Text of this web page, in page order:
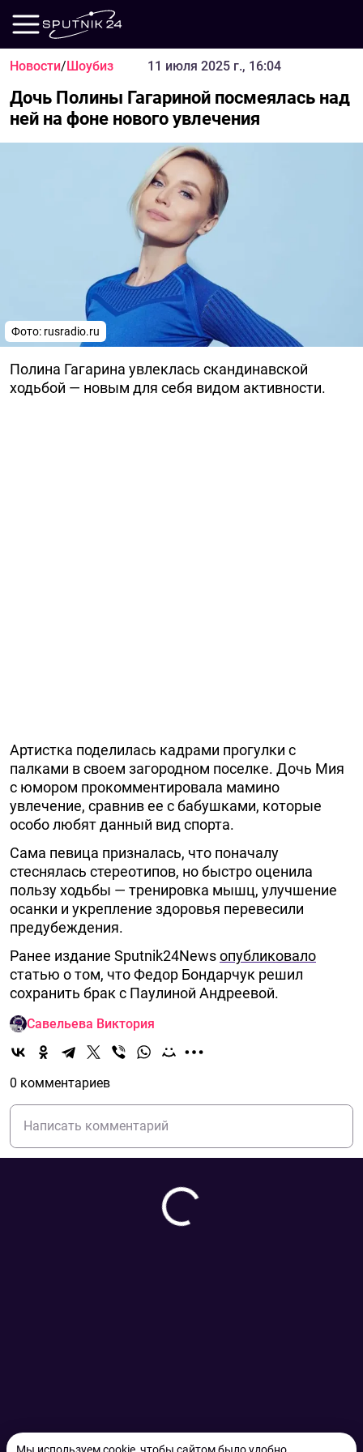
Новости/Шоубиз 11 июля 2025 г., 16:04
Дочь Полины Гагариной посмеялась над
ней на фоне нового увлечения
Фото: rusradio.ru
Полина Гагарина увлеклась скандинавской
ходьбой — новым для себя видом активности.
Артистка поделилась кадрами прогулки с
палками в своем загородном поселке. Дочь Мия
с юмором прокомментировала мамино
увлечение, сравнив ее с бабушками, которые
особо любят данный вид спорта.
Сама певица призналась, что поначалу
стеснялась стереотипов, но быстро оценила
пользу ходьбы — тренировка мышц, улучшение
осанки и укрепление здоровья перевесили
предубеждения.
Ранее издание Sputnik24Newsопубликовало
статью о том, что Федор Бондарчук решил
сохранить брак с Паулиной Андреевой.
Савельева Виктория
0 комментариев